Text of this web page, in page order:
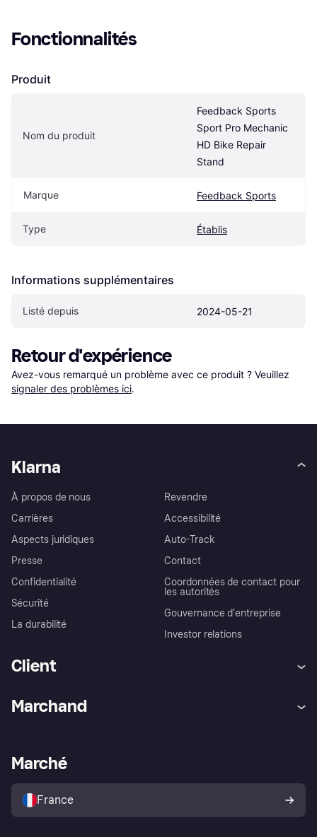
Fonctionnalités
Produit
Nom du produit
Feedback Sports
Sport Pro Mechanic
HD Bike Repair
Stand
Marque Feedback Sports
Type Établis
Informations supplémentaires
Listé depuis 2024-05-21
Retour d'expérience
Avez-vous remarqué un problème avec ce produit ? Veuillez
signaler des problèmes ici.
Klarna
À propos de nous
Carrières
Aspects juridiques
Presse
Confidentialité
Sécurité
La durabilité
Revendre
Accessibilité
Auto-Track
Contact
Coordonnées de contact pour
les autorités
Gouvernance d’entreprise
Investor relations
Client
Explorez les magasins
Politique de protection de
l’acheteur Klarna
Marchand
Portail Marchand
Marché
France